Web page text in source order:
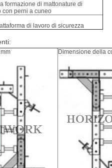
formazione di mattonature di
con perni a cuneo
di lavoro di sicurezza
Dimensione della